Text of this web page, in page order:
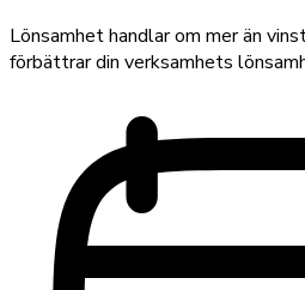
Lönsamhet handlar om mer än
förbättrar din verksamhets